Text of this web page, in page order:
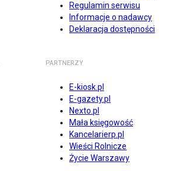
Regulamin serwisu
Informacje o nadawcy
Deklaracja dostępności
PARTNERZY
E-kiosk.pl
E-gazety.pl
Nexto.pl
Mała księgowość
Kancelarierp.pl
Wieści Rolnicze
Życie Warszawy